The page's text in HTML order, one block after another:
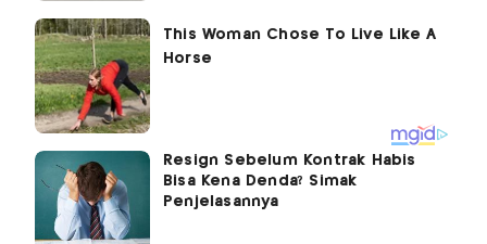
Resign Sebelum Kontrak Habis
Bisa Kena Denda? Simak
Penjelasannya